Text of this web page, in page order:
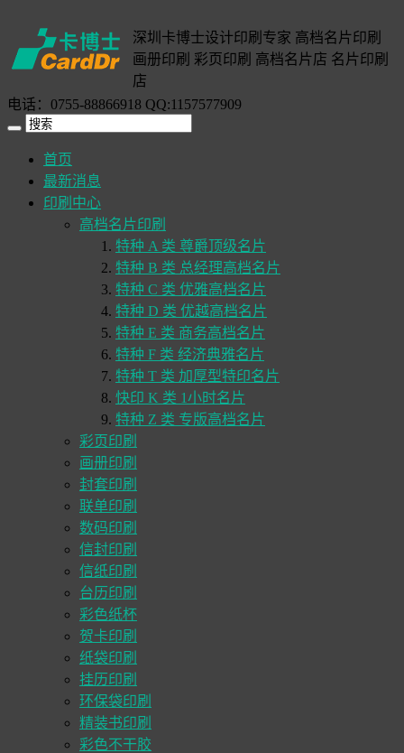
深圳卡博士设计印刷专家 高档名片印刷
画册印刷 彩页印刷 高档名片店 名片印刷
店
电话：0755-88866918 QQ:1157577909
首页
最新消息
印刷中心
高档名片印刷
特种 A 类 尊爵顶级名片
特种 B 类 总经理高档名片
特种 C 类 优雅高档名片
特种 D 类 优越高档名片
特种 E 类 商务高档名片
特种 F 类 经济典雅名片
特种 T 类 加厚型特印名片
快印 K 类 1小时名片
特种 Z 类 专版高档名片
彩页印刷
画册印刷
封套印刷
联单印刷
数码印刷
信封印刷
信纸印刷
台历印刷
彩色纸杯
贺卡印刷
纸袋印刷
挂历印刷
环保袋印刷
精装书印刷
彩色不干胶